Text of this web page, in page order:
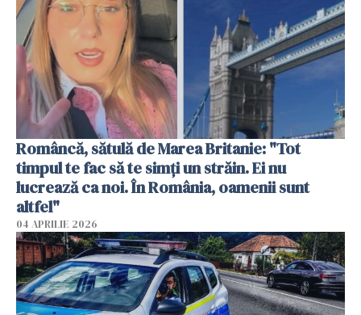
Româncă, sătulă de Marea Britanie: "Tot
timpul te fac să te simți un străin. Ei nu
lucrează ca noi. În România, oamenii sunt
altfel"
04 APRILIE 2026